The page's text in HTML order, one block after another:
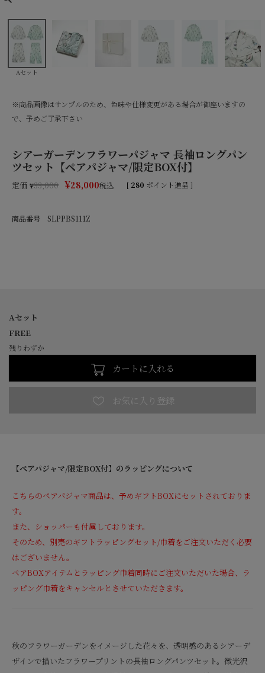
Aセット
※商品画像はサンプルのため、色味や仕様変更がある場合が御座いますの
で、予めご了承下さい
シアーガーデンフラワーパジャマ 長袖ロングパン
ツセット【ペアパジャマ/限定BOX付】
定価 ¥33,000 ¥28,000税込 [ 280 ポイント進呈 ]
商品番号 SLPPBS111Z
Aセット
FREE
残りわずか
カートに入れる
【ペアパジャマ/限定BOX付】のラッピングについて
こちらのペアパジャマ商品は、予めギフトBOXにセットされておりま
す。
また、ショッパーも付属しております。
そのため、別売のギフトラッピングセット/巾着をご注文いただく必要
はございません。
ペアBOXアイテムとラッピング巾着同時にご注文いただいた場合、ラ
ッピング巾着をキャンセルとさせていただきます。
秋のフラワーガーデンをイメージした花々を、透明感のあるシアーデ
ザインで描いたフラワープリントの長袖ロングパンツセット。微光沢